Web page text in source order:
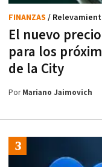
El nuevo
para los
de la City
FINANZAS /
PorMariano Jaimovich